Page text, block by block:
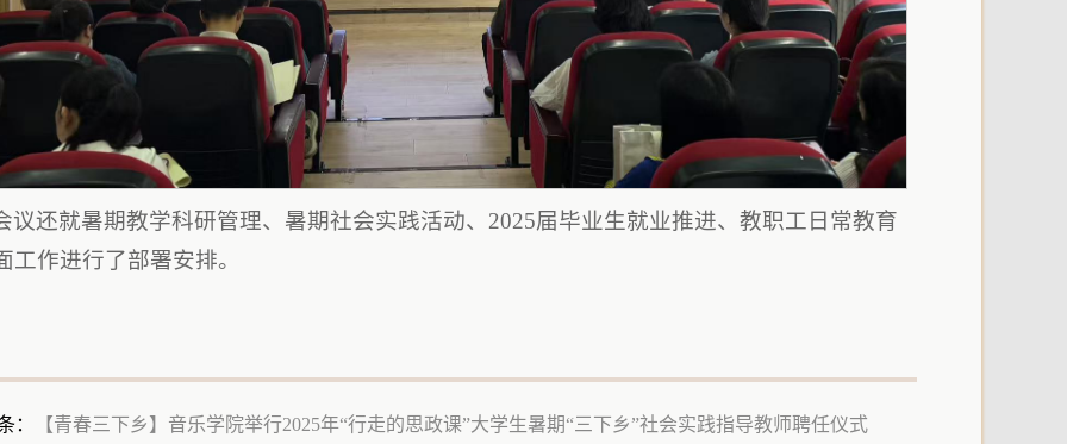
议还就暑期教学科研管理、暑期社会实践活动、2025届毕业生就业推进、教职工日常教育
工作进行了部署安排。
： 【青春三下乡】音乐学院举行2025年“行走的思政课”大学生暑期“三下乡”社会实践指导教师聘任仪式